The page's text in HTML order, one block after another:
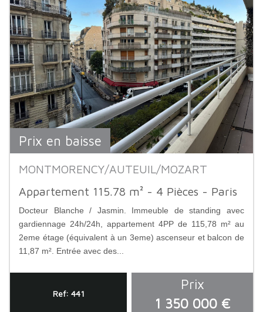
Prix en baisse
MONTMORENCY/AUTEUIL/MOZART
Appartement 115.78 m² - 4 Pièces - Paris
Docteur Blanche / Jasmin. Immeuble de standing avec
gardiennage 24h/24h, appartement 4PP de 115,78 m² au
2eme étage (équivalent à un 3eme) ascenseur et balcon de
11,87 m². Entrée avec des...
Ref: 441
Prix
1 350 000 €